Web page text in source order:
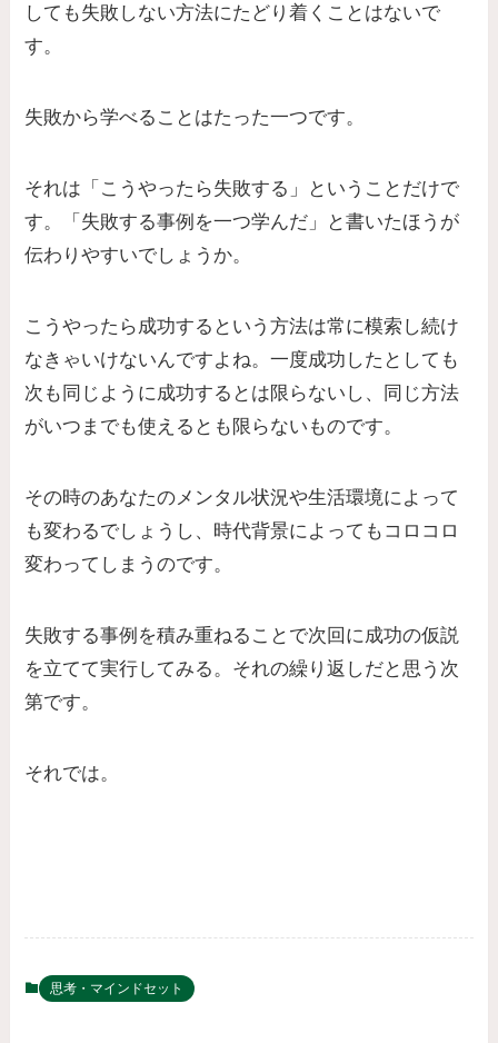
しても失敗しない方法にたどり着くことはないで
す。
失敗から学べることはたった一つです。
それは「こうやったら失敗する」ということだけで
す。「失敗する事例を一つ学んだ」と書いたほうが
伝わりやすいでしょうか。
こうやったら成功するという方法は常に模索し続け
なきゃいけないんですよね。一度成功したとしても
次も同じように成功するとは限らないし、同じ方法
がいつまでも使えるとも限らないものです。
その時のあなたのメンタル状況や生活環境によって
も変わるでしょうし、時代背景によってもコロコロ
変わってしまうのです。
失敗する事例を積み重ねることで次回に成功の仮説
を立てて実行してみる。それの繰り返しだと思う次
第です。
それでは。
思考・マインドセット